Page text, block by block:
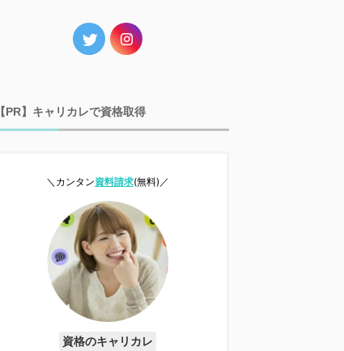
【PR】キャリカレで資格取得
＼カンタン資料請求(無料)／
資格のキャリカレ